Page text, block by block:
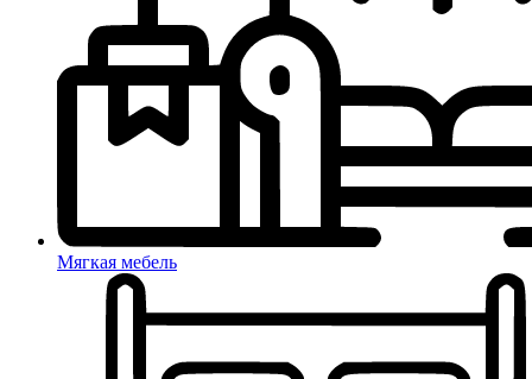
Мягкая мебель